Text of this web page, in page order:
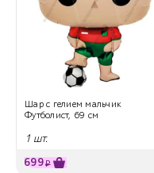
Шар с гелием мальчик
Футболист, 69 см
1 шт.
699₽